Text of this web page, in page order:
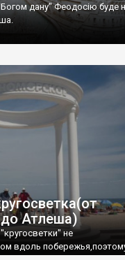
дану" Феодосію буде
Атлеша)
не
вдоль